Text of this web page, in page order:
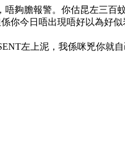
唔夠膽報警。你估昆左三百
你今日唔出現唔好以為好
左上泥，我係咪兇你就自